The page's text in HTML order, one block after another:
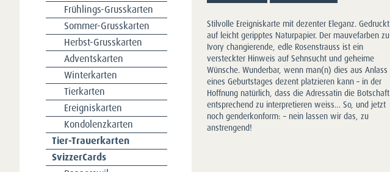
Stilvolle Ereigniskarte mit dezenter Eleganz. Gedruckt
auf leicht geripptes Naturpapier. Der mauvefarben zu
Ivory changierende, edle Rosenstrauss ist ein
versteckter Hinweis auf Sehnsucht und geheime
Wünsche. Wunderbar, wenn man(n) dies aus Anlass
eines Geburtstages dezent platzieren kann – in der
Hoffnung natürlich, dass die Adressatin die Botschaft
entsprechend zu interpretieren weiss… So, und jetzt
noch genderkonform: – nein lassen wir das, zu
anstrengend!
Frühlings-Grusskarten
Sommer-Grusskarten
Herbst-Grusskarten
Adventskarten
Winterkarten
Tierkarten
Ereigniskarten
Kondolenzkarten
Tier-Trauerkarten
SvizzerCards